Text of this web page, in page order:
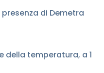
di Demetra
della temperatura, a 1